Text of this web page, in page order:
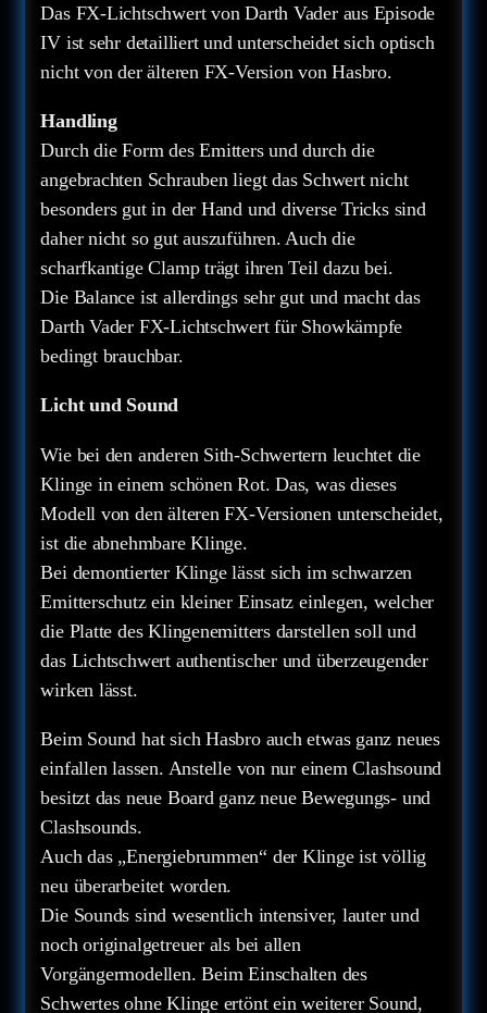
Das FX-Lichtschwert von Darth Vader aus Episode
IV ist sehr detailliert und unterscheidet sich optisch
nicht von der älteren FX-Version von Hasbro.
Handling
Durch die Form des Emitters und durch die
angebrachten Schrauben liegt das Schwert nicht
besonders gut in der Hand und diverse Tricks sind
daher nicht so gut auszuführen. Auch die
scharfkantige Clamp trägt ihren Teil dazu bei.
Die Balance ist allerdings sehr gut und macht das
Darth Vader FX-Lichtschwert für Showkämpfe
bedingt brauchbar.
Licht und Sound
Wie bei den anderen Sith-Schwertern leuchtet die
Klinge in einem schönen Rot. Das, was dieses
Modell von den älteren FX-Versionen unterscheidet,
ist die abnehmbare Klinge.
Bei demontierter Klinge lässt sich im schwarzen
Emitterschutz ein kleiner Einsatz einlegen, welcher
die Platte des Klingenemitters darstellen soll und
das Lichtschwert authentischer und überzeugender
wirken lässt.
Beim Sound hat sich Hasbro auch etwas ganz neues
einfallen lassen. Anstelle von nur einem Clashsound
besitzt das neue Board ganz neue Bewegungs- und
Clashsounds.
Auch das „Energiebrummen“ der Klinge ist völlig
neu überarbeitet worden.
Die Sounds sind wesentlich intensiver, lauter und
noch originalgetreuer als bei allen
Vorgängermodellen. Beim Einschalten des
Schwertes ohne Klinge ertönt ein weiterer Sound,